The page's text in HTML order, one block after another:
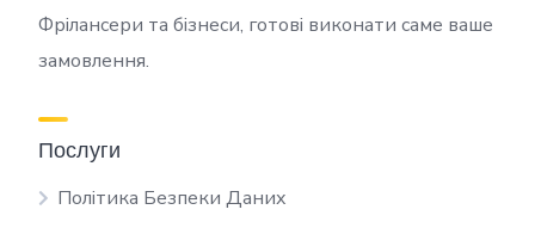
Фрілансери та бізнеси, готові виконати саме ваше
замовлення.
Послуги
Політика Безпеки Даних